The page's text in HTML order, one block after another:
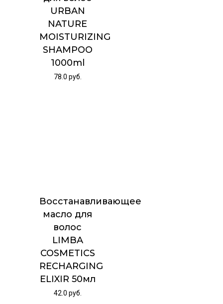
URBAN
NATURE
MOISTURIZING
SHAMPOO
1000ml
78.0 руб.
Восстанавливающее
масло для
волос
LIMBA
COSMETICS
RECHARGING
ELIXIR 50мл
42.0 руб.